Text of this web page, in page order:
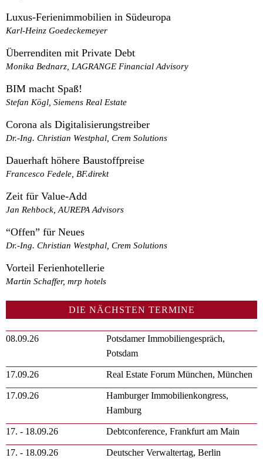
Luxus-Ferienimmobilien in Südeuropa
Karl-Heinz Goedeckemeyer
Überrenditen mit Private Debt
Monika Bednarz, LAGRANGE Financial Advisory
BIM macht Spaß!
Stefan Kögl, Siemens Real Estate
Corona als Digitalisierungstreiber
Dr.-Ing. Christian Westphal, Crem Solutions
Dauerhaft höhere Baustoffpreise
Francesco Fedele, BF.direkt
Zeit für Value-Add
Jan Rehbock, AUREPA Advisors
“Offen” für Neues
Dr.-Ing. Christian Westphal, Crem Solutions
Vorteil Ferienhotellerie
Martin Schaffer, mrp hotels
DIE NÄCHSTEN TERMINE
08.09.26
Potsdamer Immobiliengespräch,
Potsdam
17.09.26 Real Estate Forum München, München
17.09.26
Hamburger Immobilienkongress,
Hamburg
17. - 18.09.26 Debtconference, Frankfurt am Main
17. - 18.09.26
Deutscher Verwaltertag, Berlin